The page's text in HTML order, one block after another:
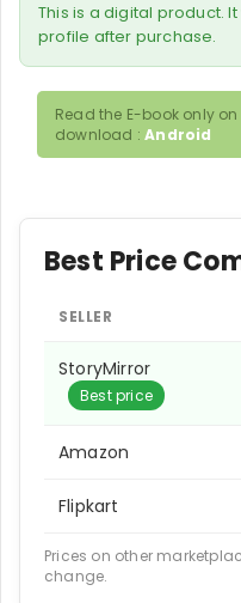
This is a digital product.
profile after purchase.
Read the E-book only
download :Android
Best Price
SELLER
StoryMirror
Best price
Amazon
Flipkart
Prices on other
change.